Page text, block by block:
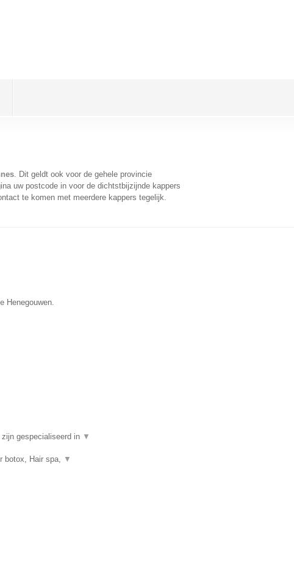
. Dit geldt ook voor de gehele provincie
uw postcode in voor de dichtstbijzijnde kappers
te komen met meerdere kappers tegelijk.
Henegouwen.
gespecialiseerd in ▼
botox, Hair spa, ▼